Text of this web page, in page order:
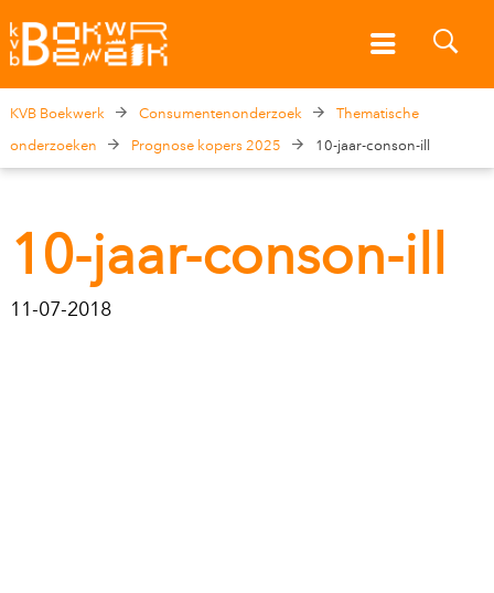
KVB Boekwerk Consumentenonderzoek
Thematische
onderzoeken
Prognose kopers 2025 10-jaar-conson-ill
10-jaar-conson-ill
11-07-2018